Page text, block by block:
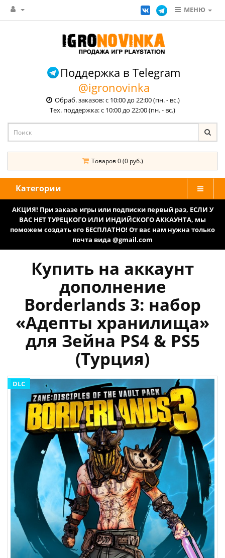
МЕНЮ
Поддержка в Telegram
@igronovinka
Обраб. заказов: с 10:00 до 22:00 (пн. - вс.)
Тех. поддержка: с 10:00 до 22:00 (пн. - вс.)
Товаров 0 (0 руб.)
Категории
АКЦИЯ! При заказе игры или подписки первый раз, ЕСЛИ У
ВАС НЕТ ТУРЕЦКОГО ИЛИ ИНДИЙСКОГО АККАУНТА, мы
поможем создать его БЕСПЛАТНО! От вас нам нужна только
почта вида @gmail.com
Купить на аккаунт
дополнение
Borderlands 3: набор
«Адепты хранилища»
для Зейна PS4 & PS5
(Турция)
DLC